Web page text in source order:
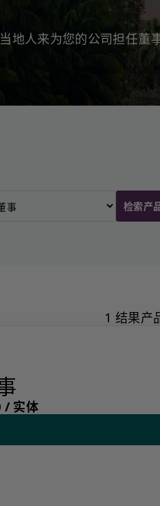
地人来为您的公司担任董
检索产
1 结果产
/ 实体